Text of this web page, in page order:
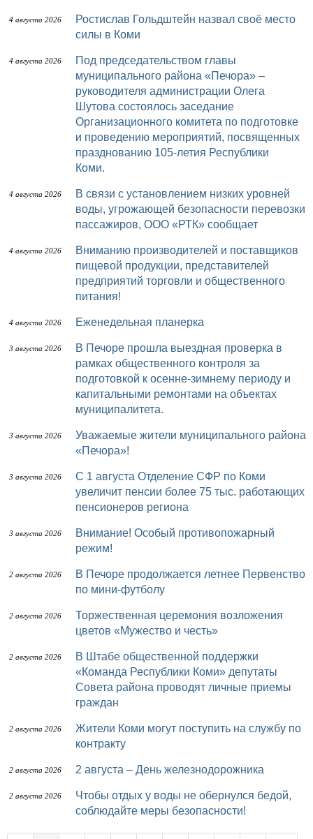
4 августа 2026
Ростислав Гольдштейн назвал своё место
силы в Коми
4 августа 2026
Под председательством главы
муниципального района «Печора» –
руководителя администрации Олега
Шутова состоялось заседание
Организационного комитета по подготовке
и проведению мероприятий, посвященных
празднованию 105-летия Республики
Коми.
4 августа 2026
В связи с установлением низких уровней
воды, угрожающей безопасности перевозки
пассажиров, ООО «РТК» сообщает
4 августа 2026
Вниманию производителей и поставщиков
пищевой продукции, представителей
предприятий торговли и общественного
питания!
4 августа 2026 Еженедельная планерка
3 августа 2026
В Печоре прошла выездная проверка в
рамках общественного контроля за
подготовкой к осенне-зимнему периоду и
капитальными ремонтами на объектах
муниципалитета.
3 августа 2026
Уважаемые жители муниципального района
«Печора»!
3 августа 2026
С 1 августа Отделение СФР по Коми
увеличит пенсии более 75 тыс. работающих
пенсионеров региона
3 августа 2026
Внимание! Особый противопожарный
режим!
2 августа 2026
В Печоре продолжается летнее Первенство
по мини-футболу
2 августа 2026
Торжественная церемония возложения
цветов «Мужество и честь»
2 августа 2026
В Штабе общественной поддержки
«Команда Республики Коми» депутаты
Совета района проводят личные приемы
граждан
2 августа 2026
Жители Коми могут поступить на службу по
контракту
2 августа 2026 2 августа – День железнодорожника
2 августа 2026
Чтобы отдых у воды не обернулся бедой,
соблюдайте меры безопасности!